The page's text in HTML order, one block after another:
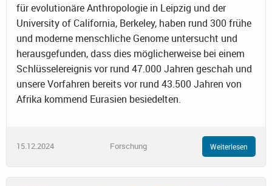
für evolutionäre Anthropologie in Leipzig und der
University of California, Berkeley, haben rund 300 frühe
und moderne menschliche Genome untersucht und
herausgefunden, dass dies möglicherweise bei einem
Schlüsselereignis vor rund 47.000 Jahren geschah und
unsere Vorfahren bereits vor rund 43.500 Jahren von
Afrika kommend Eurasien besiedelten.
15.12.2024 Forschung Weiterlesen